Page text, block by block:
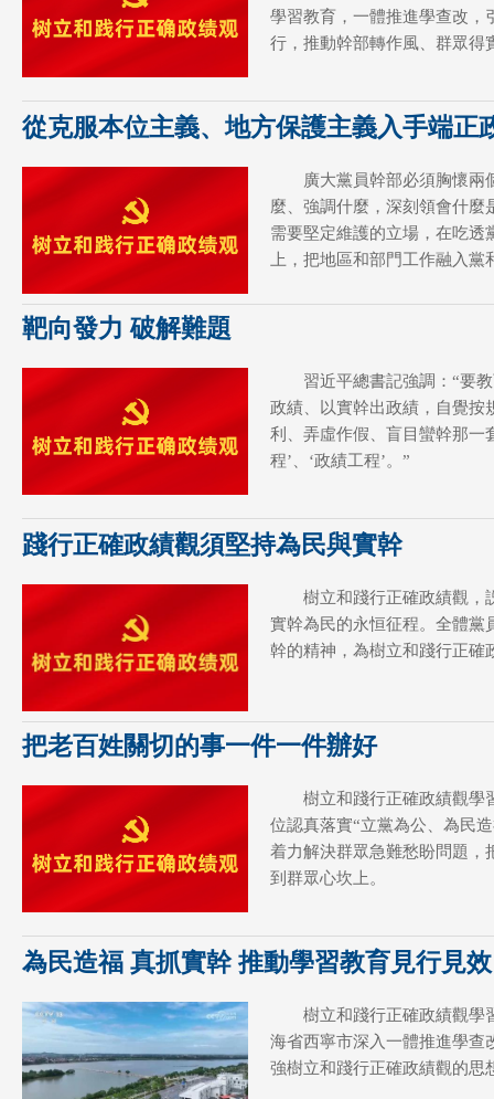
學習教育，一體推進學查改，
行，推動幹部轉作風、群眾得
從克服本位主義、地方保護主義入手端正
廣大黨員幹部必須胸懷兩
麼、強調什麼，深刻領會什
需要堅定維護的立場，在吃透
上，把地區和部門工作融入
靶向發力 破解難題
習近平總書記強調：“要
政績、以實幹出政績，自覺按
利、弄虛作假、盲目蠻幹那一
程’、‘政績工程’。”
踐行正確政績觀須堅持為民與實幹
樹立和踐行正確政績觀，
實幹為民的永恒征程。全體黨
幹的精神，為樹立和踐行正確
把老百姓關切的事一件一件辦好
樹立和踐行正確政績觀學
位認真落實“立黨為公、為民
着力解決群眾急難愁盼問題，
到群眾心坎上。
為民造福 真抓實幹 推動學習教育見行見效
樹立和踐行正確政績觀學
海省西寧市深入一體推進學查
強樹立和踐行正確政績觀的思